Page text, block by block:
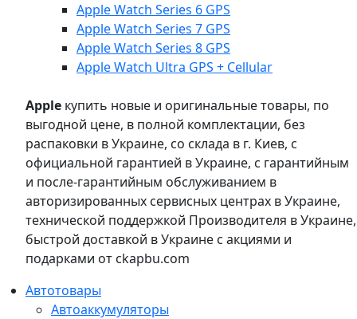
Apple Watch Series 6 GPS
Apple Watch Series 7 GPS
Apple Watch Series 8 GPS
Apple Watch Ultra GPS + Cellular
Apple купить новые и оригинальные товары, по
выгодной цене, в полной комплектации, без
распаковки в Украине, со склада в г. Киев, с
официальной гарантией в Украине, с гарантийным
и после-гарантийным обслуживанием в
авторизированных сервисных центрах в Украине,
технической поддержкой Производителя в Украине,
быстрой доставкой в Украине с акциями и
подарками от ckapbu.com
Автотовары
Автоаккумуляторы